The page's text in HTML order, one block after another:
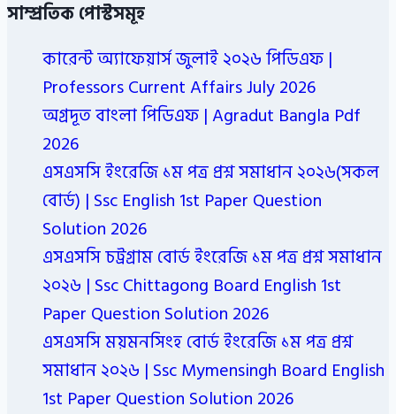
সাম্প্রতিক পোস্টসমূহ
কারেন্ট অ্যাফেয়ার্স জুলাই ২০২৬ পিডিএফ |
Professors Current Affairs July 2026
অগ্রদূত বাংলা পিডিএফ | Agradut Bangla Pdf
2026
এসএসসি ইংরেজি ১ম পত্র প্রশ্ন সমাধান ২০২৬(সকল
বোর্ড) | Ssc English 1st Paper Question
Solution 2026
এসএসসি চট্রগ্রাম বোর্ড ইংরেজি ১ম পত্র প্রশ্ন সমাধান
২০২৬ | Ssc Chittagong Board English 1st
Paper Question Solution 2026
এসএসসি ময়মনসিংহ বোর্ড ইংরেজি ১ম পত্র প্রশ্ন
সমাধান ২০২৬ | Ssc Mymensingh Board English
1st Paper Question Solution 2026